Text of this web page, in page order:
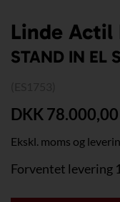
Linde Actil
STAND IN EL
DKK 78.000,00
Ekskl. moms og
Forventet levering